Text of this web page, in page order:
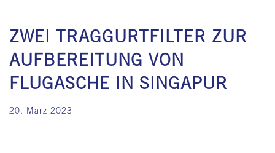
ZWEI TRAGGURTFILTER ZUR
AUFBEREITUNG VON
FLUGASCHE IN SINGAPUR
20. März 2023